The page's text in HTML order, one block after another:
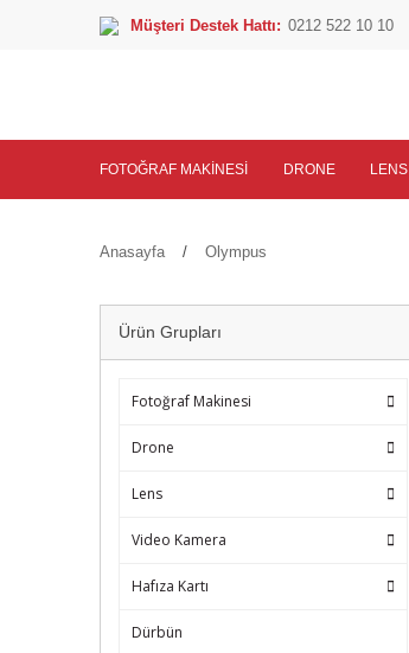
Müşteri Destek Hattı: 0212 522 10 10
FOTOĞRAF MAKINESI DRONE LENS
Anasayfa Olympus
Ürün Grupları
Fotoğraf Makinesi
Drone
Lens
Video Kamera
Hafıza Kartı
Dürbün